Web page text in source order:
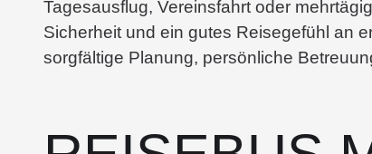
Tagesausflug, Vereinsfahrt oder
Sicherheit und ein gutes Reisegefühl an
sorgfältige Planung, persönliche